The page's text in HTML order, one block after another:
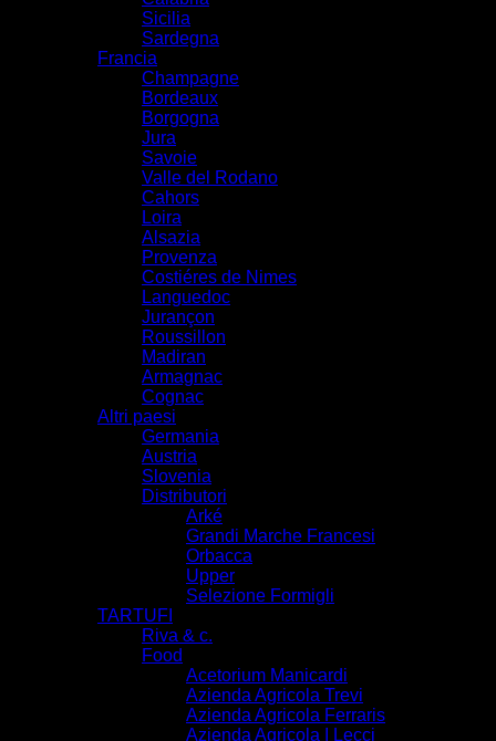
Sicilia
Sardegna
Francia
Champagne
Bordeaux
Borgogna
Jura
Savoie
Valle del Rodano
Cahors
Loira
Alsazia
Provenza
Costiéres de Nimes
Languedoc
Jurançon
Roussillon
Madiran
Armagnac
Cognac
Altri paesi
Germania
Austria
Slovenia
Distributori
Arké
Grandi Marche Francesi
Orbacca
Upper
Selezione Formigli
TARTUFI
Riva & c.
Food
Acetorium Manicardi
Azienda Agricola Trevi
Azienda Agricola Ferraris
Azienda Agricola I Lecci